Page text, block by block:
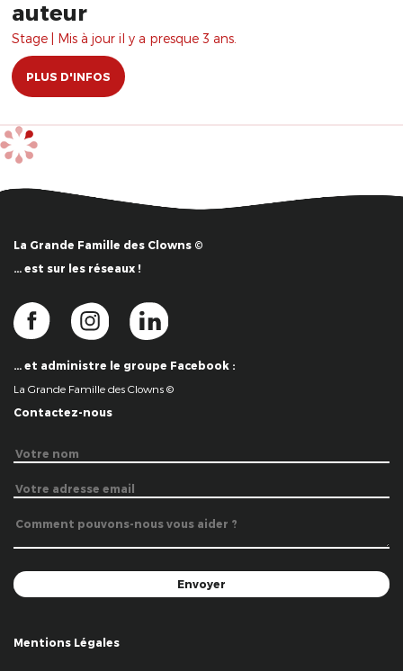
auteur
Stage | Mis à jour il y a presque 3 ans.
PLUS D'INFOS
La Grande Famille des Clowns ©
… est sur les réseaux !
… et administre le groupe Facebook :
La Grande Famille des Clowns ©
Contactez-nous
Mentions Légales